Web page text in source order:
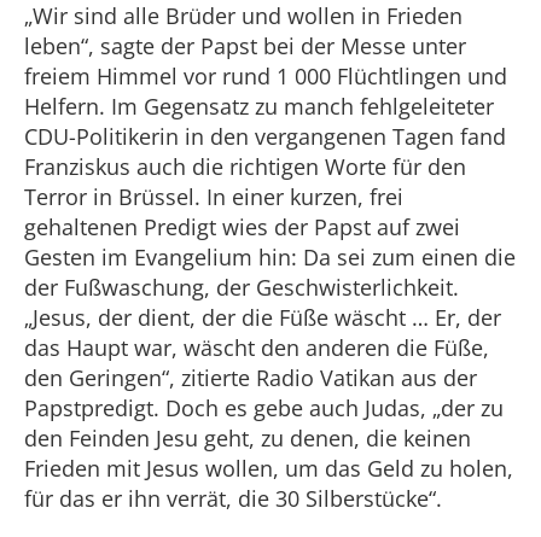
„Wir sind alle Brüder und wollen in Frieden
leben“, sagte der Papst bei der Messe unter
freiem Himmel vor rund 1 000 Flüchtlingen und
Helfern. Im Gegensatz zu manch fehlgeleiteter
CDU-Politikerin in den vergangenen Tagen fand
Franziskus auch die richtigen Worte für den
Terror in Brüssel. In einer kurzen, frei
gehaltenen Predigt wies der Papst auf zwei
Gesten im Evangelium hin: Da sei zum einen die
der Fußwaschung, der Geschwisterlichkeit.
„Jesus, der dient, der die Füße wäscht … Er, der
das Haupt war, wäscht den anderen die Füße,
den Geringen“, zitierte Radio Vatikan aus der
Papstpredigt. Doch es gebe auch Judas, „der zu
den Feinden Jesu geht, zu denen, die keinen
Frieden mit Jesus wollen, um das Geld zu holen,
für das er ihn verrät, die 30 Silberstücke“.